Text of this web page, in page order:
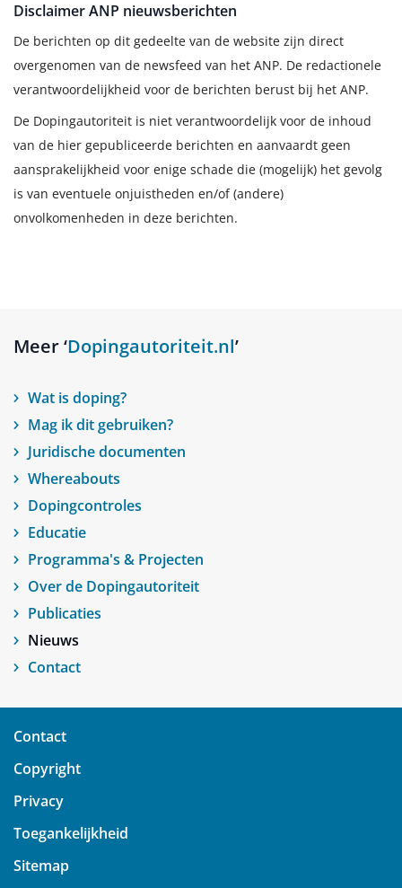
Disclaimer ANP nieuwsberichten
De berichten op dit gedeelte van de website zijn direct
overgenomen van de newsfeed van het ANP. De redactionele
verantwoordelijkheid voor de berichten berust bij het ANP.
De Dopingautoriteit is niet verantwoordelijk voor de inhoud
van de hier gepubliceerde berichten en aanvaardt geen
aansprakelijkheid voor enige schade die (mogelijk) het gevolg
is van eventuele onjuistheden en/of (andere)
onvolkomenheden in deze berichten.
Meer ‘Dopingautoriteit.nl’
Wat is doping?
Mag ik dit gebruiken?
Juridische documenten
Whereabouts
Dopingcontroles
Educatie
Programma's & Projecten
Over de Dopingautoriteit
Publicaties
Nieuws
Contact
Contact
Copyright
Privacy
Toegankelijkheid
Sitemap